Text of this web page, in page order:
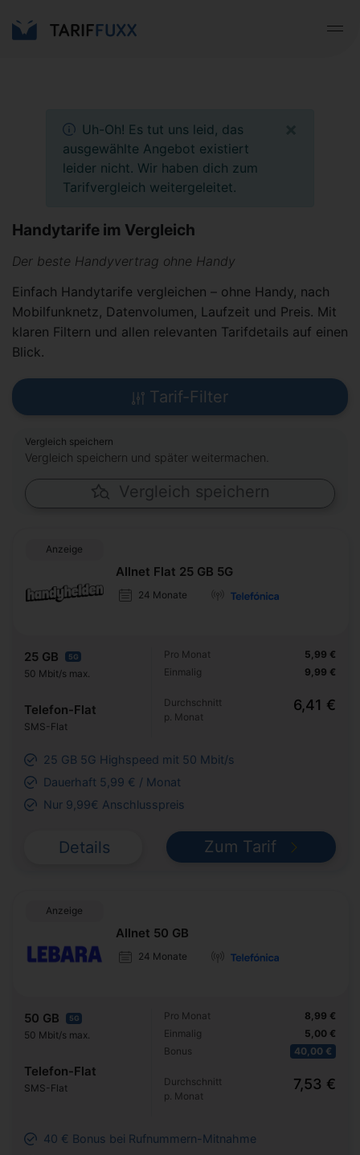
Uh-Oh! Es tut uns leid, das
ausgewählte Angebot existiert
leider nicht. Wir haben dich zum
Tarifvergleich weitergeleitet.
Handytarife im Vergleich
Der beste Handyvertrag ohne Handy
Einfach Handytarife vergleichen – ohne Handy, nach
Mobilfunknetz, Datenvolumen, Laufzeit und Preis. Mit
klaren Filtern und allen relevanten Tarifdetails auf einen
Blick.
Tarif-Filter
Vergleich speichern
Vergleich speichern und später weitermachen.
Vergleich speichern
Anzeige
Allnet Flat 25 GB 5G
24 Monate
25 GB 5G
50 Mbit/s max.
Telefon-Flat
SMS-Flat
Pro Monat
Einmalig
5,99 €
9,99 €
Durchschnitt
p. Monat
6,41 €
25 GB 5G Highspeed mit 50 Mbit/s
Dauerhaft 5,99 € / Monat
Nur 9,99€ Anschlusspreis
Details Zum Tarif
Anzeige
Allnet 50 GB
24 Monate
50 GB 5G
50 Mbit/s max.
Telefon-Flat
SMS-Flat
Pro Monat
Einmalig
Bonus
8,99 €
5,00 €
40,00 €
Durchschnitt
p. Monat
7,53 €
40 € Bonus bei Rufnummern-Mitnahme